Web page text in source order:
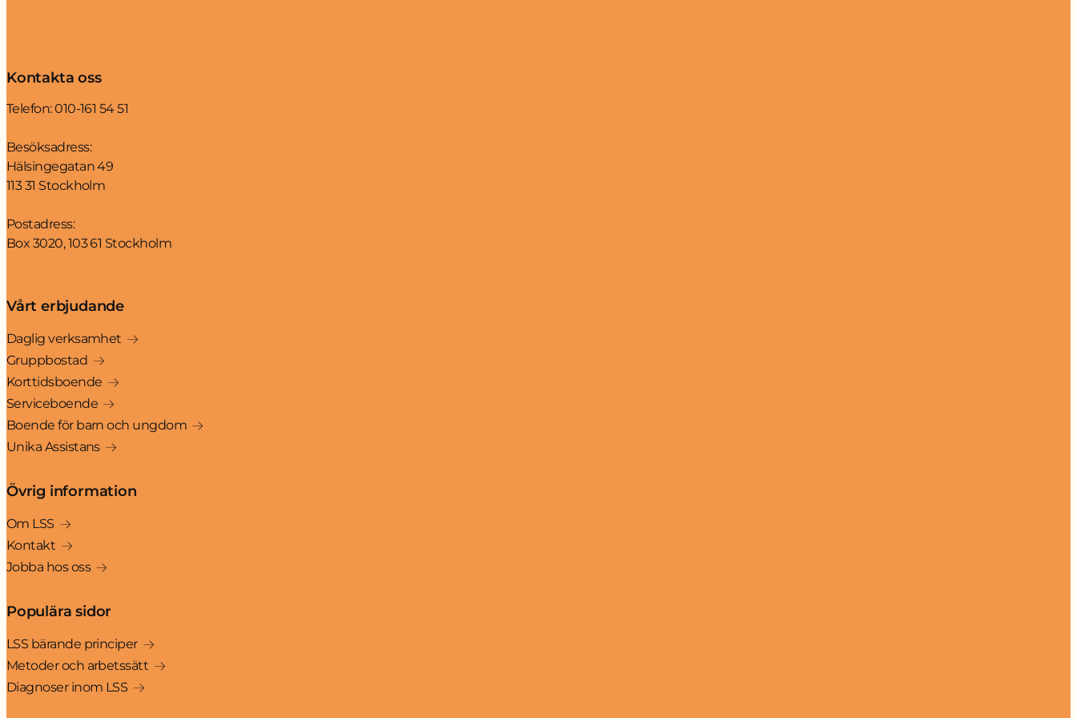
Kontakta oss
Telefon:010-161 54 51
Besöksadress:
Hälsingegatan 49
113 31 Stockholm
Postadress:
Box 3020, 103 61 Stockholm
Vårt erbjudande
Daglig verksamhet
Gruppbostad
Korttidsboende
Serviceboende
Boende för barn och ungdom
Unika Assistans
Övrig information
Om LSS
Kontakt
Jobba hos oss
Populära sidor
LSS bärande principer
Metoder och arbetssätt
Diagnoser inom LSS